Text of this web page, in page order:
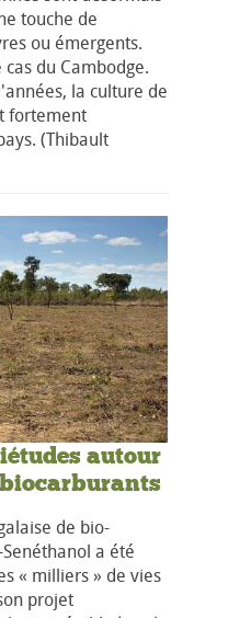
touche de
ou émergents.
du Cambodge.
la culture de
fortement
(Thibault
autour
de bio-
a été
« milliers » de vies
projet